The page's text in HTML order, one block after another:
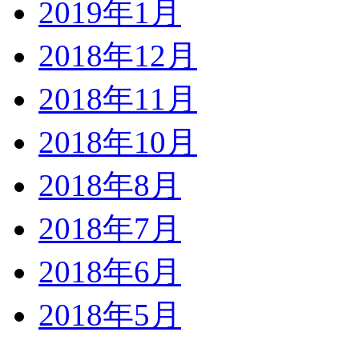
2019年1月
2018年12月
2018年11月
2018年10月
2018年8月
2018年7月
2018年6月
2018年5月